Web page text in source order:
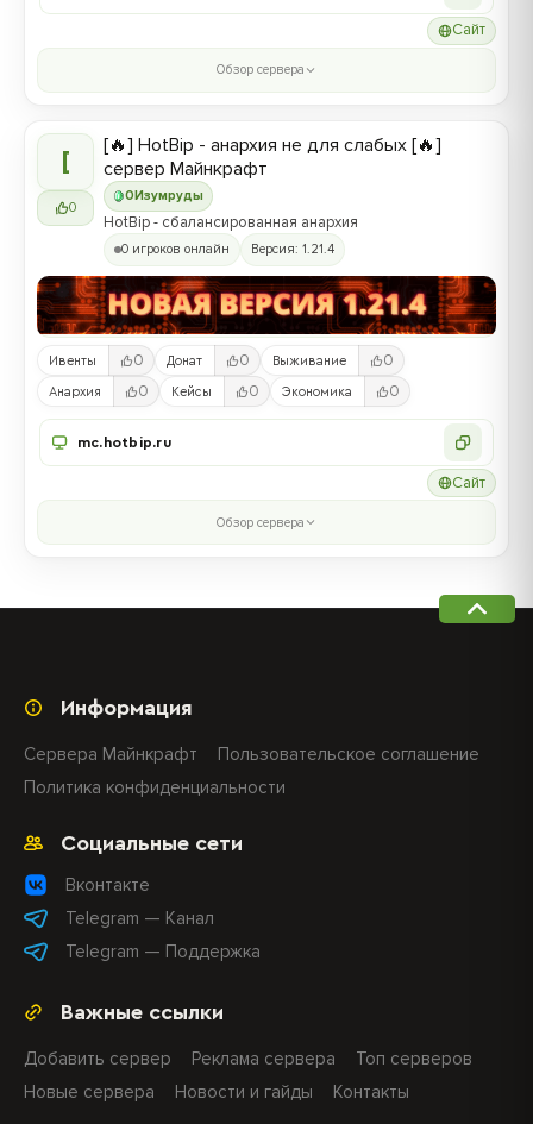
Сайт
Обзор сервера
[
0
0 Изумруды
[🔥] HotBip - анархия не для слабых [🔥]
сервер Майнкрафт
HotBip - сбалансированная анархия
0 игроков онлайн Версия: 1.21.4
Ивенты 0 Донат 0 Выживание 0
Анархия 0 Кейсы 0 Экономика 0
mc.hotbip.ru
Сайт
Обзор сервера
Важные ссылки
Добавить сервер Реклама сервера
Топ серверов
Новые сервера
Новости и гайды Контакты
Социальные сети
Вконтакте
Telegram — Канал
Telegram — Поддержка
Информация
Сервера Майнкрафт
Пользовательское соглашение
Политика конфиденциальности